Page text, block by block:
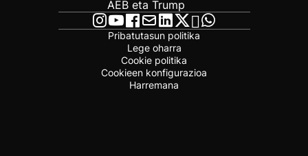
AEB eta Trump
Pribatutasun politika
Lege oharra
Cookie politika
Cookieen konfigurazioa
Harremana